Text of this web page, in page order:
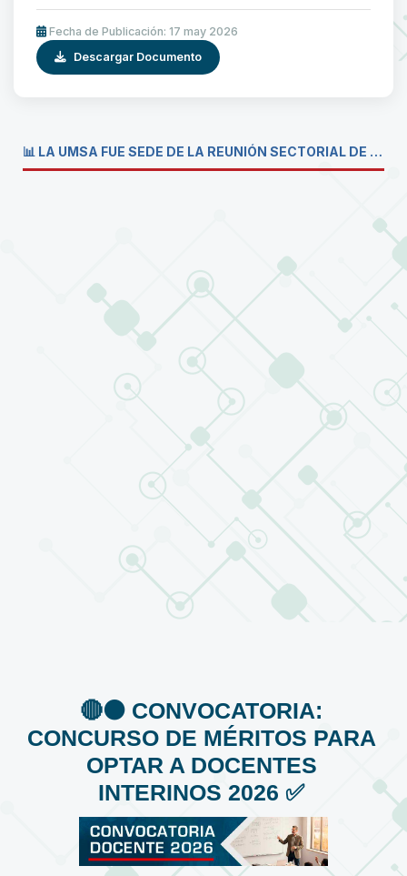
Fecha de Publicación: 17 may 2026
Descargar Documento
📊 LA UMSA FUE SEDE DE LA REUNIÓN SECTORIAL DE CARRERAS DE ECONOMÍA DEL SISTEMA DE LA UNIVERSIDAD BOLIVIANA💼
🔴⚫️ CONVOCATORIA:
CONCURSO DE MÉRITOS PARA
OPTAR A DOCENTES
INTERINOS 2026 ✅